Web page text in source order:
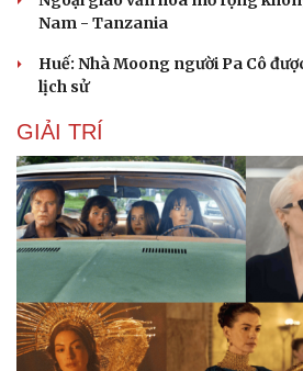
Nam - Tanzania
Huế: Nhà Moong người Pa Cô
lịch sử
GIẢI TRÍ